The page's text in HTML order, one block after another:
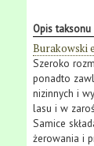
Opis taksonu
Burakowski
Szeroko
ponadto
nizinnych i
lasu i w
Samice
żerowania i